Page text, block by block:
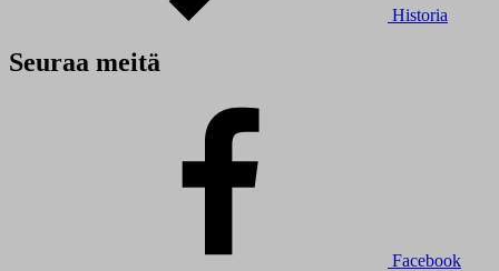
Historia
Seuraa meitä
Facebook